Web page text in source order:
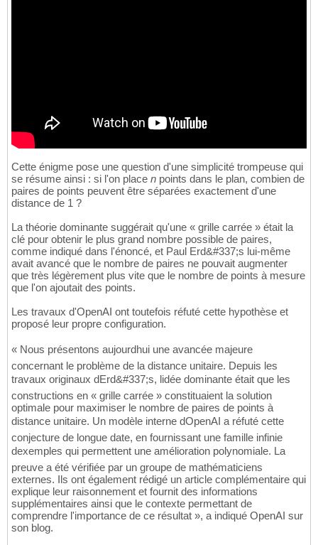
Cette énigme pose une question d'une simplicité trompeuse qui
se résume ainsi : si l'on place n points dans le plan, combien de
paires de points peuvent être séparées exactement d'une
distance de 1 ?
La théorie dominante suggérait qu'une « grille carrée » était la
clé pour obtenir le plus grand nombre possible de paires,
comme indiqué dans l'énoncé, et Paul Erd&#337;s lui-même
avait avancé que le nombre de paires ne pouvait augmenter
que très légèrement plus vite que le nombre de points à mesure
que l'on ajoutait des points.
Les travaux d'OpenAI ont toutefois réfuté cette hypothèse et
proposé leur propre configuration.
« Nous présentons aujourdhui une avancée majeure
concernant le problème de la distance unitaire. Depuis les
travaux originaux dErd&#337;s, lidée dominante était que les
constructions en « grille carrée » constituaient la solution
optimale pour maximiser le nombre de paires de points à
distance unitaire. Un modèle interne dOpenAI a réfuté cette
conjecture de longue date, en fournissant une famille infinie
dexemples qui permettent une amélioration polynomiale. La
preuve a été vérifiée par un groupe de mathématiciens
externes. Ils ont également rédigé un article complémentaire qui
explique leur raisonnement et fournit des informations
supplémentaires ainsi que le contexte permettant de
comprendre l'importance de ce résultat », a indiqué OpenAI sur
son blog.